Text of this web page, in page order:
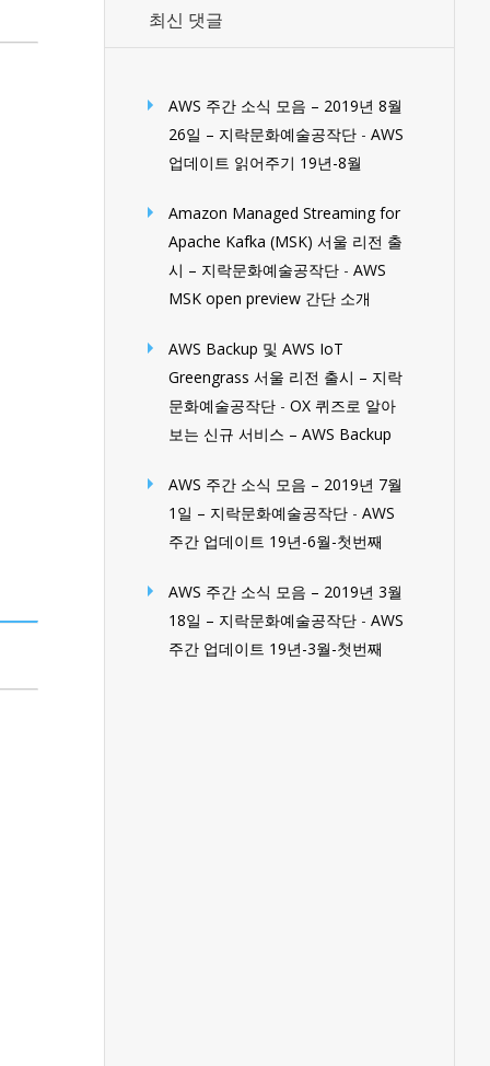
최신 댓글
AWS 주간 소식 모음 – 2019년 8월
26일 – 지락문화예술공작단 - AWS
업데이트 읽어주기 19년-8월
Amazon Managed Streaming for
Apache Kafka (MSK) 서울 리전 출
시 – 지락문화예술공작단 - AWS
MSK open preview 간단 소개
AWS Backup 및 AWS IoT
Greengrass 서울 리전 출시 – 지락
문화예술공작단 - OX 퀴즈로 알아
보는 신규 서비스 – AWS Backup
AWS 주간 소식 모음 – 2019년 7월
1일 – 지락문화예술공작단 - AWS
주간 업데이트 19년-6월-첫번째
AWS 주간 소식 모음 – 2019년 3월
18일 – 지락문화예술공작단 - AWS
주간 업데이트 19년-3월-첫번째